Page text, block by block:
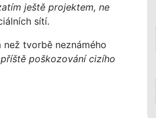
ještě projektem, ne
sítí.
tvorbě neznámého
poškozování cizího